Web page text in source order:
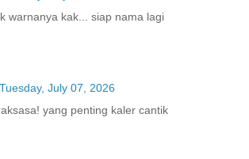
warnanya kak... siap nama lagi
Tuesday, July 07, 2026
yang penting kaler cantik